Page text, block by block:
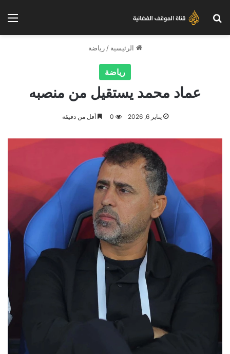
بحث عن
الرئيسية / رياضة
رياضة
عماد محمد يستقيل من منصبه
يناير 6, 2026 0 أقل من دقيقة